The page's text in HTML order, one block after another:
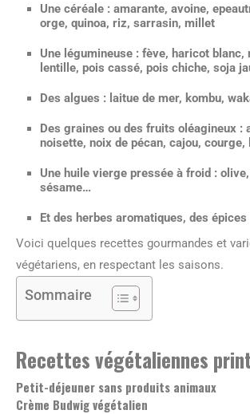
Une céréale : amarante, avoine,
orge, quinoa, riz, sarrasin, millet
Une légumineuse : fève, haricot blanc,
lentille, pois cassé, pois chiche, soja
Des algues : laitue de mer, kombu,
Des graines ou des fruits oléagineux :
noisette, noix de pécan, cajou,
Une huile vierge pressée à froid :
sésame…
Et des herbes aromatiques, des épices
Voici quelques recettes gourmandes et
végétariens, en respectant les saisons.
Sommaire
Recettes végétaliennes
Petit-déjeuner sans produits animaux
Crème Budwig végétalien